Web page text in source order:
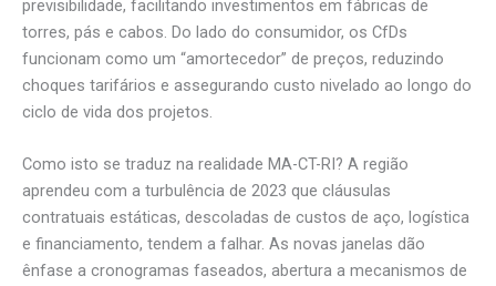
previsibilidade, facilitando investimentos em fábricas de
torres, pás e cabos. Do lado do consumidor, os CfDs
funcionam como um “amortecedor” de preços, reduzindo
choques tarifários e assegurando custo nivelado ao longo do
ciclo de vida dos projetos.
Como isto se traduz na realidade MA-CT-RI? A região
aprendeu com a turbulência de 2023 que cláusulas
contratuais estáticas, descoladas de custos de aço, logística
e financiamento, tendem a falhar. As novas janelas dão
ênfase a cronogramas faseados, abertura a mecanismos de